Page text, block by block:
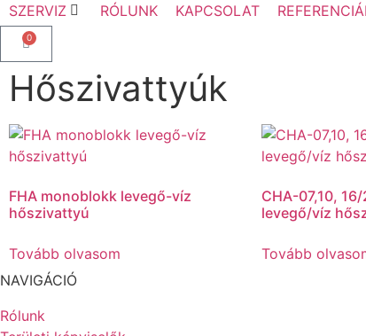
SZERVIZ RÓLUNK KAPCSOLAT
0
Hőszivattyúk
FHA monoblokk levegő-víz
hőszivattyú
Tovább olvasom
CHA-07,10,
levegő/víz
Tovább
NAVIGÁCIÓ
Rólunk